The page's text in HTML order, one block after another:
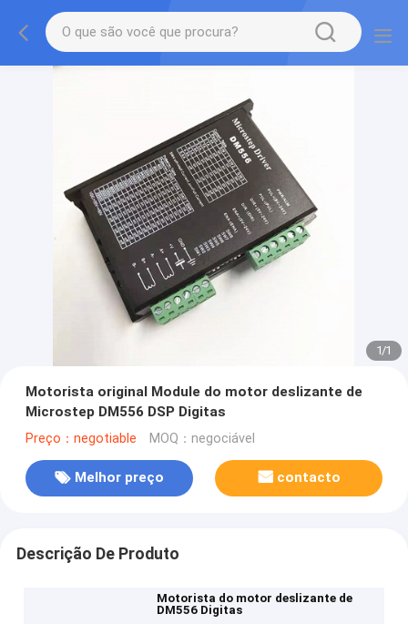
1/1
Motorista original Module do motor deslizante de
Microstep DM556 DSP Digitas
Preço：negotiable MOQ：negociável
Melhor preço contacto
Descrição De Produto
Motorista do motor deslizante de
DM556 Digitas